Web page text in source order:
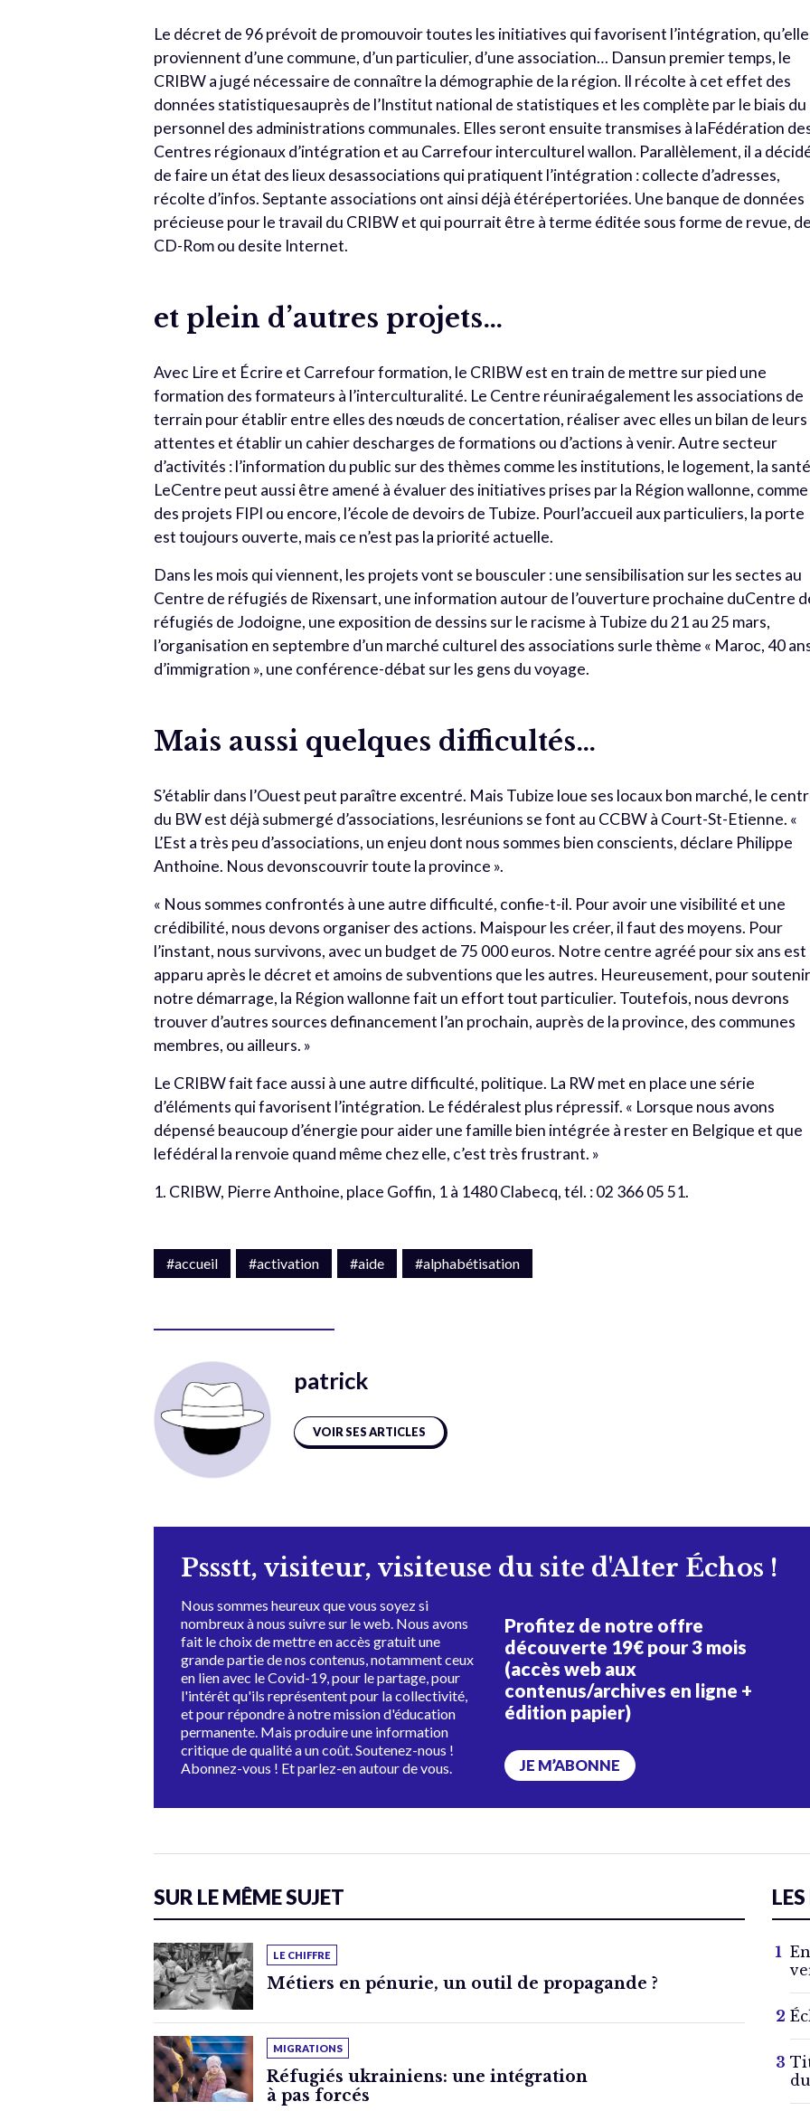
Le décret de 96 prévoit de promouvoir toutes les initiatives qui favorisent l’intégration,
proviennent d’une commune, d’un particulier, d’une association… Dansun premier temps, le
CRIBW a jugé nécessaire de connaître la démographie de la région. Il récolte à cet effet des
données statistiquesauprès de l’Institut national de statistiques et les complète par le biais du
personnel des administrations communales. Elles seront ensuite transmises à laFédération
Centres régionaux d’intégration et au Carrefour interculturel wallon. Parallèlement, il a
de faire un état des lieux desassociations qui pratiquent l’intégration : collecte d’adresses,
récolte d’infos. Septante associations ont ainsi déjà étérépertoriées. Une banque de données
précieuse pour le travail du CRIBW et qui pourrait être à terme éditée sous forme de revue, de
CD-Rom ou desite Internet.
et plein d’autres projets…
Avec Lire et Écrire et Carrefour formation, le CRIBW est en train de mettre sur pied une
formation des formateurs à l’interculturalité. Le Centre réuniraégalement les associations de
terrain pour établir entre elles des nœuds de concertation, réaliser avec elles un bilan de leurs
attentes et établir un cahier descharges de formations ou d’actions à venir. Autre secteur
d’activités : l’information du public sur des thèmes comme les institutions, le logement, la
LeCentre peut aussi être amené à évaluer des initiatives prises par la Région wallonne, comme
des projets FIPI ou encore, l’école de devoirs de Tubize. Pourl’accueil aux particuliers, la porte
est toujours ouverte, mais ce n’est pas la priorité actuelle.
Dans les mois qui viennent, les projets vont se bousculer : une sensibilisation sur les sectes au
Centre de réfugiés de Rixensart, une information autour de l’ouverture prochaine duCentre
réfugiés de Jodoigne, une exposition de dessins sur le racisme à Tubize du 21 au 25 mars,
l’organisation en septembre d’un marché culturel des associations surle thème « Maroc, 40
d’immigration », une conférence-débat sur les gens du voyage.
Mais aussi quelques difficultés…
S’établir dans l’Ouest peut paraître excentré. Mais Tubize loue ses locaux bon marché, le
du BW est déjà submergé d’associations, lesréunions se font au CCBW à Court-St-Etienne. «
L’Est a très peu d’associations, un enjeu dont nous sommes bien conscients, déclare Philippe
Anthoine. Nous devonscouvrir toute la province ».
« Nous sommes confrontés à une autre difficulté, confie-t-il. Pour avoir une visibilité et une
crédibilité, nous devons organiser des actions. Maispour les créer, il faut des moyens. Pour
l’instant, nous survivons, avec un budget de 75 000 euros. Notre centre agréé pour six ans est
apparu après le décret et amoins de subventions que les autres. Heureusement, pour soutenir
notre démarrage, la Région wallonne fait un effort tout particulier. Toutefois, nous devrons
trouver d’autres sources definancement l’an prochain, auprès de la province, des communes
membres, ou ailleurs. »
Le CRIBW fait face aussi à une autre difficulté, politique. La RW met en place une série
d’éléments qui favorisent l’intégration. Le fédéralest plus répressif. « Lorsque nous avons
dépensé beaucoup d’énergie pour aider une famille bien intégrée à rester en Belgique et que
lefédéral la renvoie quand même chez elle, c’est très frustrant. »
1. CRIBW, Pierre Anthoine, place Goffin, 1 à 1480 Clabecq, tél. : 02 366 05 51.
#accueil #activation #aide #alphabétisation
patrick
VOIR SES ARTICLES
Pssstt, visiteur, visiteuse du site d'Alter Échos !
Nous sommes heureux que vous soyez si
nombreux à nous suivre sur le web. Nous avons
fait le choix de mettre en accès gratuit une
grande partie de nos contenus, notamment ceux
en lien avec le Covid-19, pour le partage, pour
l'intérêt qu'ils représentent pour la collectivité,
et pour répondre à notre mission d'éducation
permanente. Mais produire une information
critique de qualité a un coût. Soutenez-nous !
Abonnez-vous ! Et parlez-en autour de vous.
Profitez de notre offre
découverte 19€ pour 3 mois
(accès web aux
contenus/archives en ligne +
édition papier)
JE M’ABONNE
SUR LE MÊME SUJET
LE CHIFFRE
Métiers en pénurie, un outil de propagande ?
MIGRATIONS
Réfugiés ukrainiens: une intégration
à pas forcés